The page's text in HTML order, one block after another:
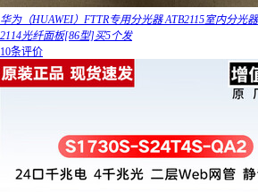
华为（HUAWEI）FTTR专用分光器 ATB2115室内分光
2114光纤面板[86型]买5个发
10条评价